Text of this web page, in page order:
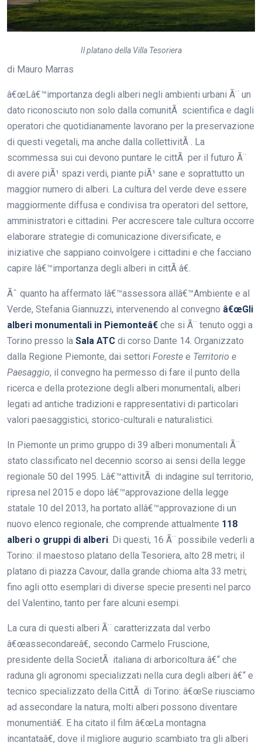
Il platano della Villa Tesoriera
di Mauro Marras
â€œLâ€™importanza degli alberi negli ambienti urbani Ã¨ un
dato riconosciuto non solo dalla comunitÃ scientifica e dagli
operatori che quotidianamente lavorano per la preservazione
di questi vegetali, ma anche dalla collettivitÃ . La
scommessa sui cui devono puntare le cittÃ per il futuro Ã¨
di avere piÃ¹ spazi verdi, piante piÃ¹ sane e soprattutto un
maggior numero di alberi. La cultura del verde deve essere
maggiormente diffusa e condivisa tra operatori del settore,
amministratori e cittadini. Per accrescere tale cultura occorre
elaborare strategie di comunicazione diversificate, e
iniziative che sappiano coinvolgere i cittadini e che facciano
capire lâ€™importanza degli alberi in cittÃ â€.
Ãˆ quanto ha affermato lâ€™assessora allâ€™Ambiente e al
Verde, Stefania Giannuzzi, intervenendo al convegno â€œGli
alberi monumentali in Piemonteâ€ che si Ã¨ tenuto oggi a
Torino presso la Sala ATC di corso Dante 14. Organizzato
dalla Regione Piemonte, dai settori Foreste e Territorio e
Paesaggio, il convegno ha permesso di fare il punto della
ricerca e della protezione degli alberi monumentali, alberi
legati ad antiche tradizioni e rappresentativi di particolari
valori paesaggistici, storico-culturali e naturalistici.
In Piemonte un primo gruppo di 39 alberi monumentali Ã¨
stato classificato nel decennio scorso ai sensi della legge
regionale 50 del 1995. Lâ€™attivitÃ di indagine sul territorio,
ripresa nel 2015 e dopo lâ€™approvazione della legge
statale 10 del 2013, ha portato allâ€™approvazione di un
nuovo elenco regionale, che comprende attualmente 118
alberi o gruppi di alberi. Di questi, 16 Ã¨ possibile vederli a
Torino: il maestoso platano della Tesoriera, alto 28 metri; il
platano di piazza Cavour, dalla grande chioma alta 33 metri;
fino agli otto esemplari di diverse specie presenti nel parco
del Valentino, tanto per fare alcuni esempi.
La cura di questi alberi Ã¨ caratterizzata dal verbo
â€œassecondareâ€, secondo Carmelo Fruscione,
presidente della SocietÃ italiana di arboricoltura â€“ che
raduna gli agronomi specializzati nella cura degli alberi â€“ e
tecnico specializzato della CittÃ di Torino: â€œSe riusciamo
ad assecondare la natura, molti alberi possono diventare
monumentiâ€. E ha citato il film â€œLa montagna
incantataâ€, dove il migliore augurio scambiato tra gli alberi